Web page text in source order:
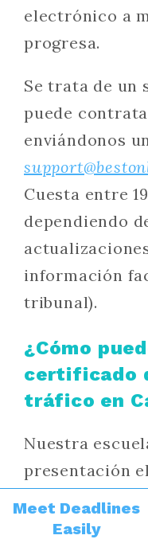
electrónico a
progresa.
Se trata de un
puede
enviándonos
Cuesta entre
dependiendo
información
tribunal).
¿Cómo
certificado
tráfico en
Nuestra
presentación
día a la corte y
ofrece este
Meet Deadlines
Easily